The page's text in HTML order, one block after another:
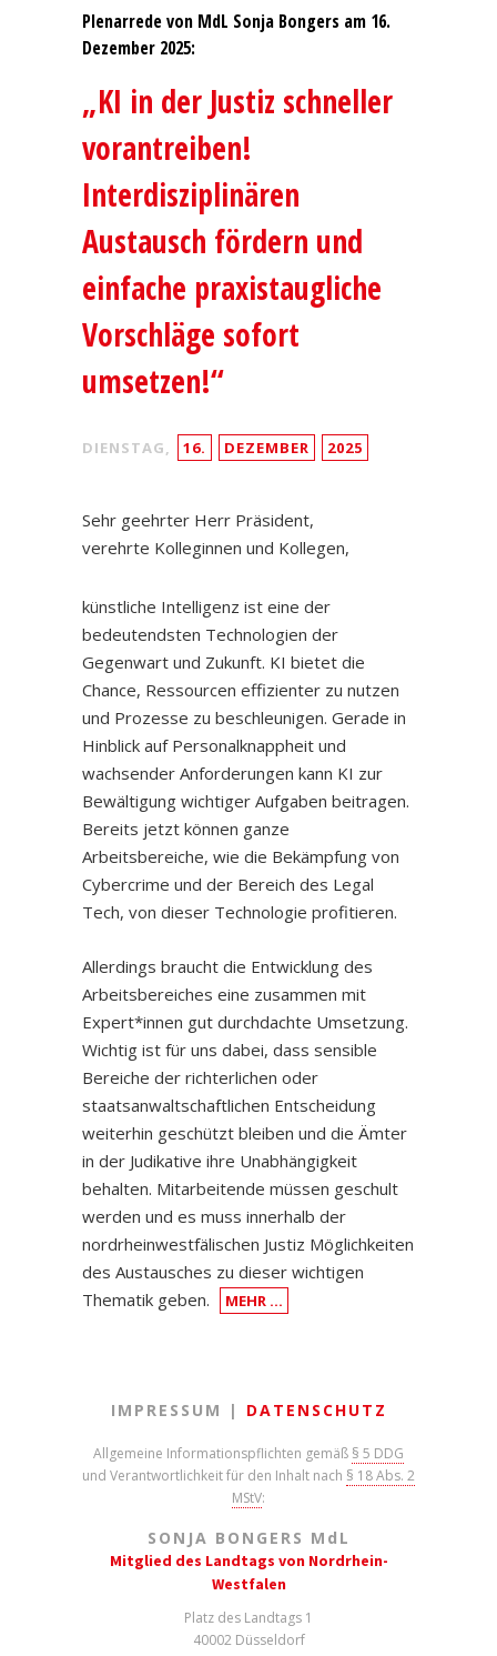
Plenarrede von MdL Sonja Bongers am 16.
Dezember 2025:
„KI in der Justiz schneller
vorantreiben!
Interdisziplinären
Austausch fördern und
einfache praxistaugliche
Vorschläge sofort
umsetzen!“
DIENSTAG, 16. DEZEMBER 2025
Sehr geehrter Herr Präsident,
verehrte Kolleginnen und Kollegen,
künstliche Intelligenz ist eine der
bedeutendsten Technologien der
Gegenwart und Zukunft. KI bietet die
Chance, Ressourcen effizienter zu nutzen
und Prozesse zu beschleunigen. Gerade in
Hinblick auf Personalknappheit und
wachsender Anforderungen kann KI zur
Bewältigung wichtiger Aufgaben beitragen.
Bereits jetzt können ganze
Arbeitsbereiche, wie die Bekämpfung von
Cybercrime und der Bereich des Legal
Tech, von dieser Technologie profitieren.
Allerdings braucht die Entwicklung des
Arbeitsbereiches eine zusammen mit
Expert*innen gut durchdachte Umsetzung.
Wichtig ist für uns dabei, dass sensible
Bereiche der richterlichen oder
staatsanwaltschaftlichen Entscheidung
weiterhin geschützt bleiben und die Ämter
in der Judikative ihre Unabhängigkeit
behalten. Mitarbeitende müssen geschult
werden und es muss innerhalb der
nordrheinwestfälischen Justiz Möglichkeiten
des Austausches zu dieser wichtigen
Thematik geben.
MEHR …
IMPRESSUM | DATENSCHUTZ
Allgemeine Informationspflichten gemäß § 5 DDG
und Verantwortlichkeit für den Inhalt nach § 18 Abs. 2
MStV:
SONJA BONGERS M d L
Mitglied des Landtags von Nordrhein-
Westfalen
Platz des Landtags 1
40002 Düsseldorf